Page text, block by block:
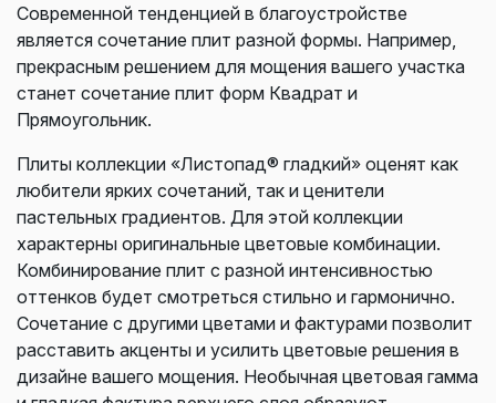
Современной тенденцией в благоустройстве
является сочетание плит разной формы. Например,
прекрасным решением для мощения вашего участка
станет сочетание плит форм Квадрат и
Прямоугольник.
Плиты коллекции «Листопад® гладкий» оценят как
любители ярких сочетаний, так и ценители
пастельных градиентов. Для этой коллекции
характерны оригинальные цветовые комбинации.
Комбинирование плит с разной интенсивностью
оттенков будет смотреться стильно и гармонично.
Сочетание с другими цветами и фактурами позволит
расставить акценты и усилить цветовые решения в
дизайне вашего мощения. Необычная цветовая гамма